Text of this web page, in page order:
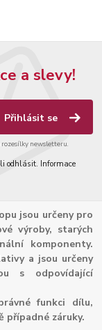
a slevy!
Přihlásit se
newsletteru.
odhlásit. Informace
jsou určeny pro
výroby, starých
komponenty.
a jsou určeny
s odpovídající
funkci dílu,
případné záruky.